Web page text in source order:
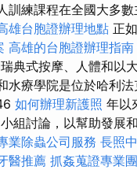
訓練課程在全國大多
雄台胞證辦理地點 正
高雄的台胞證辦理指南
典式按摩、人體和以
水療學院是位於哈利
如何辦理新護照 年以
組討論，以幫助發展
業除蟲公司服務 長照
醫推薦 抓姦蒐證專業